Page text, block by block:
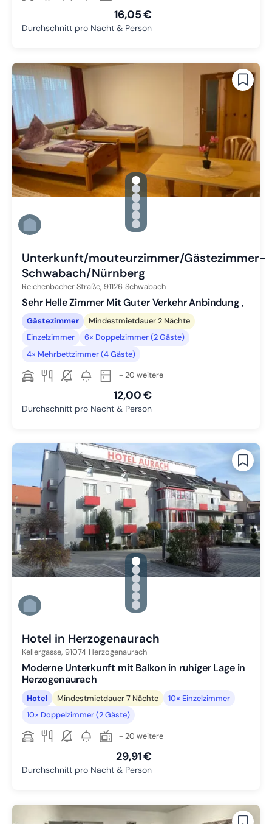
16,05 €
Durchschnitt pro Nacht & Person
gallery.slide_selector
Zu Slide 1 wechseln
Zu Slide 2 wechseln
Zu Slide 3 wechseln
Zu Slide 4 wechseln
Zu Slide 5 wechseln
Zu Slide 6 wechseln
Unterkunft/mouteurzimmer/Gästezimmer-
Schwabach/Nürnberg
Reichenbacher Straße, 91126 Schwabach
Sehr Helle Zimmer Mit Guter Verkehr Anbindung ,
Gästezimmer
Mindestmietdauer 2 Nächte
Einzelzimmer
6× Doppelzimmer (2 Gäste)
4× Mehrbettzimmer (4 Gäste)
+ 20 weitere
12,00 €
Durchschnitt pro Nacht & Person
gallery.slide_selector
Zu Slide 1 wechseln
Zu Slide 2 wechseln
Zu Slide 3 wechseln
Zu Slide 4 wechseln
Zu Slide 5 wechseln
Zu Slide 6 wechseln
Hotel in Herzogenaurach
Kellergasse, 91074 Herzogenaurach
Moderne Unterkunft mit Balkon in ruhiger Lage in
Herzogenaurach
Hotel Mindestmietdauer 7 Nächte
10× Einzelzimmer
10× Doppelzimmer (2 Gäste)
+ 20 weitere
29,91 €
Durchschnitt pro Nacht & Person